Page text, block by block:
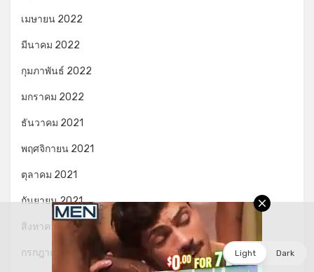
เมษายน 2022
มีนาคม 2022
กุมภาพันธ์ 2022
มกราคม 2022
ธันวาคม 2021
พฤศจิกายน 2021
ตุลาคม 2021
กันยายน 2021
สิงหาคม 2021
กรกฎาคม 2021 Light Dark